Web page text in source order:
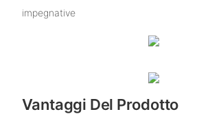
impegnative
Vantaggi Del Prodotto